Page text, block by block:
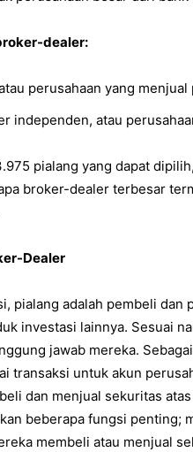
dealer:
perusahaan yang
independen, atau
pialang yang dapat
broker-dealer terbesar
Dealer
pialang adalah pembeli dan
investasi lainnya. Sesuai
jawab mereka.
transaksi untuk akun
dan menjual sekuritas
beberapa fungsi penting;
membeli atau menjual